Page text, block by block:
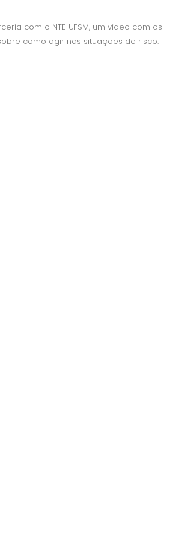
com o NTE UFSM, um vídeo com os
como agir nas situações de risco.